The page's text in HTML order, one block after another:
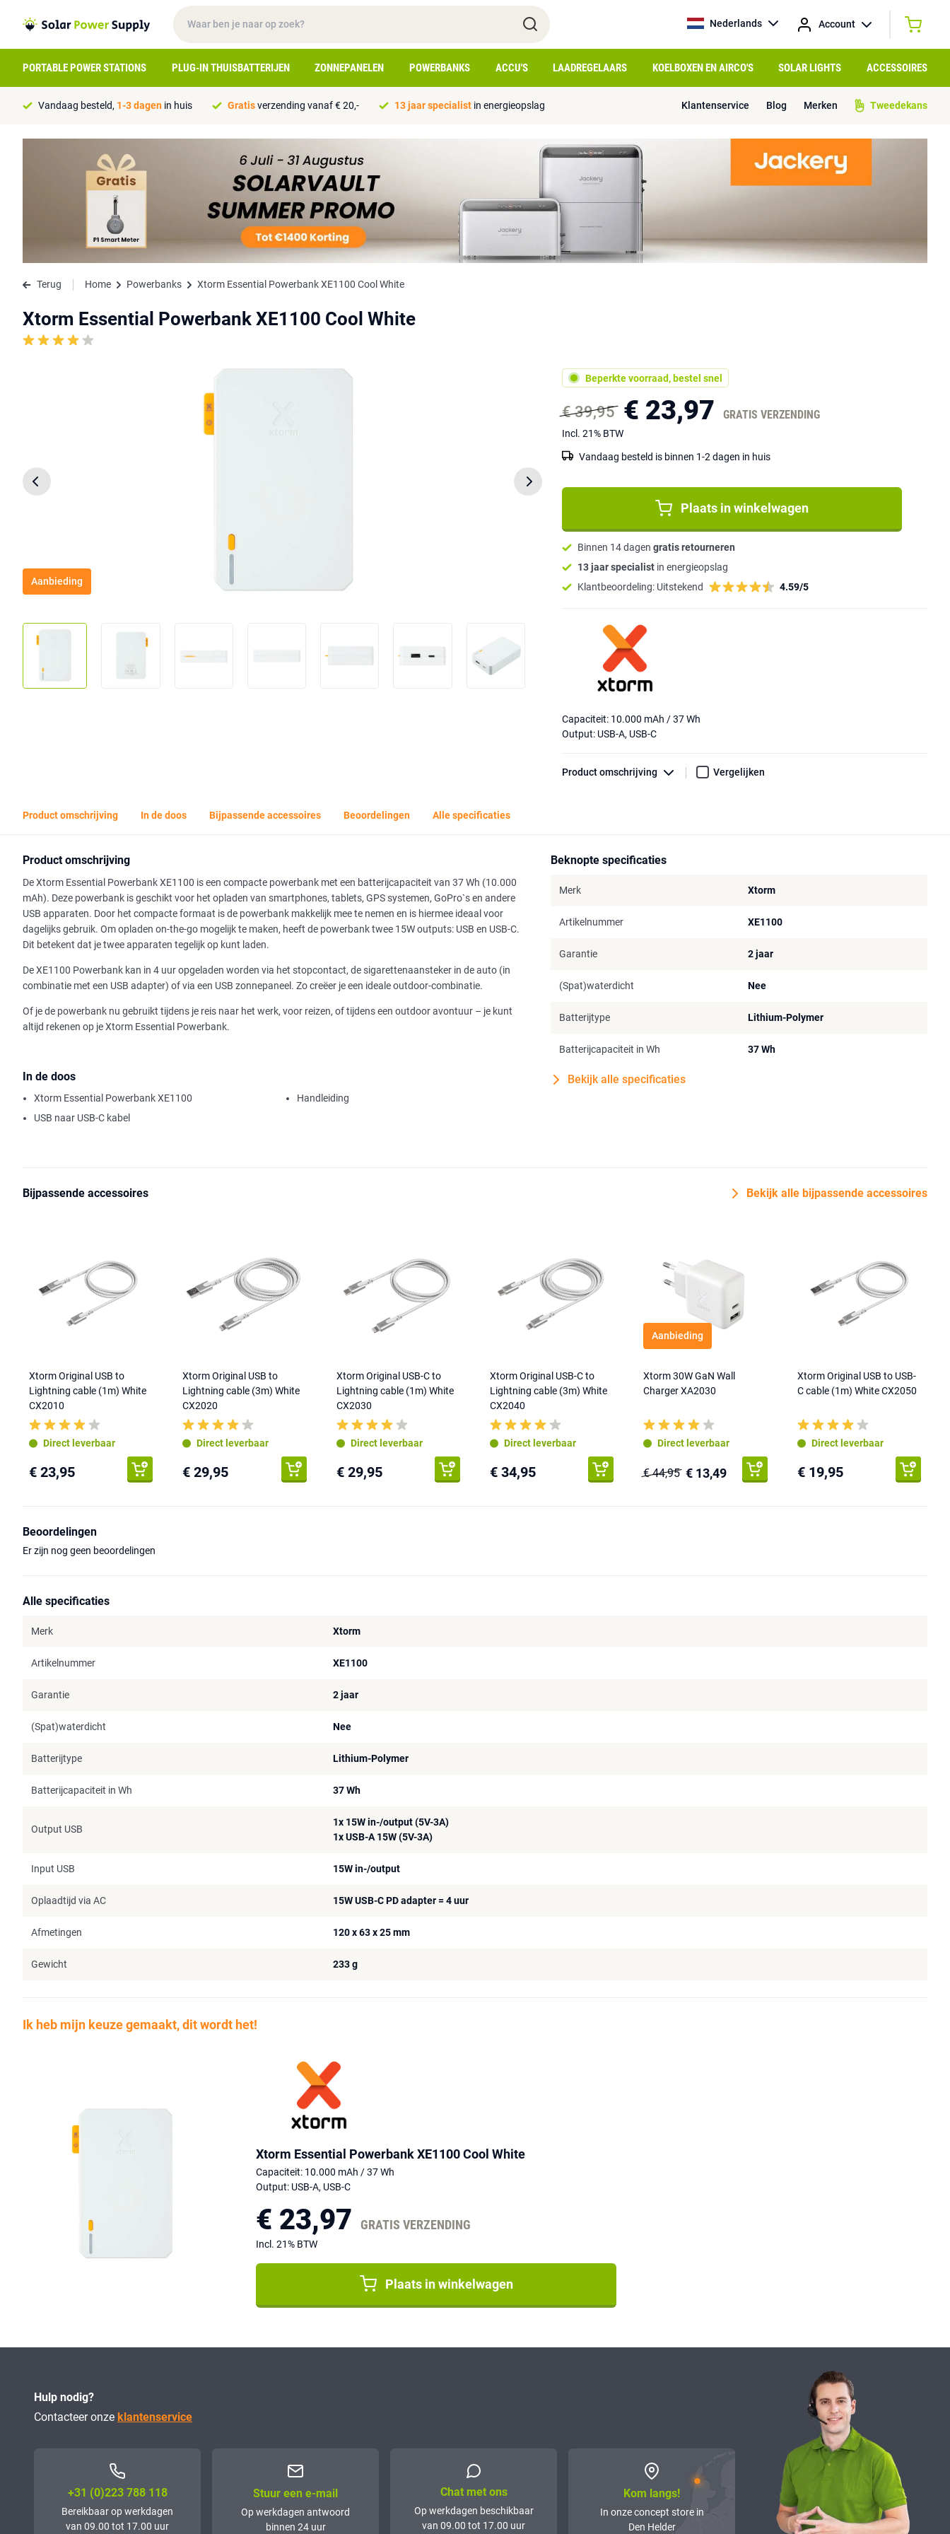
Nederlands Account
PORTABLE POWER STATIONS PLUG-IN THUISBATTERIJEN ZONNEPANELEN POWERBANKS ACCU'S LAADREGELAARS KOELBOXEN EN AIRCO'S SOLAR LIGHTS ACCESSOIRES
Vandaag besteld, 1-3 dagen in huis Gratisverzending vanaf € 20,- 13 jaar specialist in energieopslag Klantenservice Blog Merken Tweedekans
Terug Home Powerbanks Xtorm Essential Powerbank XE1100 Cool White
Xtorm Essential Powerbank XE1100 Cool White
Aanbieding
Beperkte voorraad, bestel snel
€ 39,95 € 23,97 GRATIS VERZENDING
Incl. 21% BTW
Vandaag besteld is binnen 1-2 dagen in huis
Plaats in winkelwagen
Binnen 14 dagen gratis retourneren
13 jaar specialist in energieopslag
Klantbeoordeling: Uitstekend 4.59/5
Capaciteit: 10.000 mAh / 37 Wh
Output: USB-A, USB-C
Product omschrijving Vergelijken
Product omschrijving In de doos Bijpassende accessoires Beoordelingen Alle specificaties
Product omschrijving
De Xtorm Essential Powerbank XE1100 is een compacte powerbank met een batterijcapaciteit van 37 Wh (10.000
mAh). Deze powerbank is geschikt voor het opladen van smartphones, tablets, GPS systemen, GoPro`s en andere
USB apparaten. Door het compacte formaat is de powerbank makkelijk mee te nemen en is hiermee ideaal voor
dagelijks gebruik. Om opladen on-the-go mogelijk te maken, heeft de powerbank twee 15W outputs: USB en USB-C.
Dit betekent dat je twee apparaten tegelijk op kunt laden.
De XE1100 Powerbank kan in 4 uur opgeladen worden via het stopcontact, de sigarettenaansteker in de auto (in
combinatie met een USB adapter) of via een USB zonnepaneel. Zo creëer je een ideale outdoor-combinatie.
Of je de powerbank nu gebruikt tijdens je reis naar het werk, voor reizen, of tijdens een outdoor avontuur – je kunt
altijd rekenen op je Xtorm Essential Powerbank.
In de doos
Xtorm Essential Powerbank XE1100
USB naar USB-C kabel
Handleiding
Beknopte specificaties
Merk Xtorm
Artikelnummer XE1100
Garantie 2 jaar
(Spat)waterdicht Nee
Batterijtype Lithium-Polymer
Batterijcapaciteit in Wh 37 Wh
Bekijk alle specificaties
Bijpassende accessoires Bekijk alle bijpassende accessoires
Xtorm Original USB to
Lightning cable (1m) White
CX2010
Direct leverbaar
€ 23,95
Xtorm Original USB to
Lightning cable (3m) White
CX2020
Direct leverbaar
€ 29,95
Xtorm Original USB-C to
Lightning cable (1m) White
CX2030
Direct leverbaar
€ 29,95
Xtorm Original USB-C to
Lightning cable (3m) White
CX2040
Direct leverbaar
€ 34,95
Aanbieding
Xtorm 30W GaN Wall
Charger XA2030
Direct leverbaar
€ 44,95 € 13,49
Xtorm Original USB to USB-
C cable (1m) White CX2050
Direct leverbaar
€ 19,95
Beoordelingen
Er zijn nog geen beoordelingen
Alle specificaties
Merk Xtorm
Artikelnummer XE1100
Garantie 2 jaar
(Spat)waterdicht Nee
Batterijtype Lithium-Polymer
Batterijcapaciteit in Wh 37 Wh
Output USB
1x 15W in-/output (5V-3A)
1x USB-A 15W (5V-3A)
Input USB 15W in-/output
Oplaadtijd via AC 15W USB-C PD adapter = 4 uur
Afmetingen 120 x 63 x 25 mm
Gewicht 233 g
Ik heb mijn keuze gemaakt, dit wordt het!
Xtorm Essential Powerbank XE1100 Cool White
Capaciteit: 10.000 mAh / 37 Wh
Output: USB-A, USB-C
€ 23,97 GRATIS VERZENDING
Incl. 21% BTW
Plaats in winkelwagen
Hulp nodig?
Contacteer onze klantenservice
+31 (0)223 788 118
Bereikbaar op werkdagen
van 09.00 tot 17.00 uur
Stuur een e-mail
Op werkdagen antwoord
binnen 24 uur
Chat met ons
Op werkdagen beschikbaar
van 09.00 tot 17.00 uur
Kom langs!
In onze concept store in
Den Helder